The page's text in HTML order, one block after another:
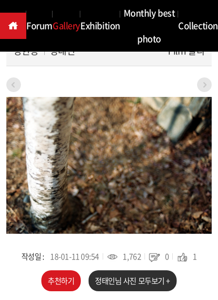
ForumGalleryExhibition
Monthly best
photo
Collection
성현동 정태인 Film 칼라
본문
작성일 : 18-01-11 09:54 1,762 0 1
추천하기 정태인님 사진 모두보기 +